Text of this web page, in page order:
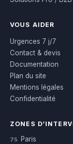
VOUS AIDER
Urgences 7 j/7
Contact & devis
Documentation
Plan du site
Mentions légales
Confidentialité
ZONES
75 Paris